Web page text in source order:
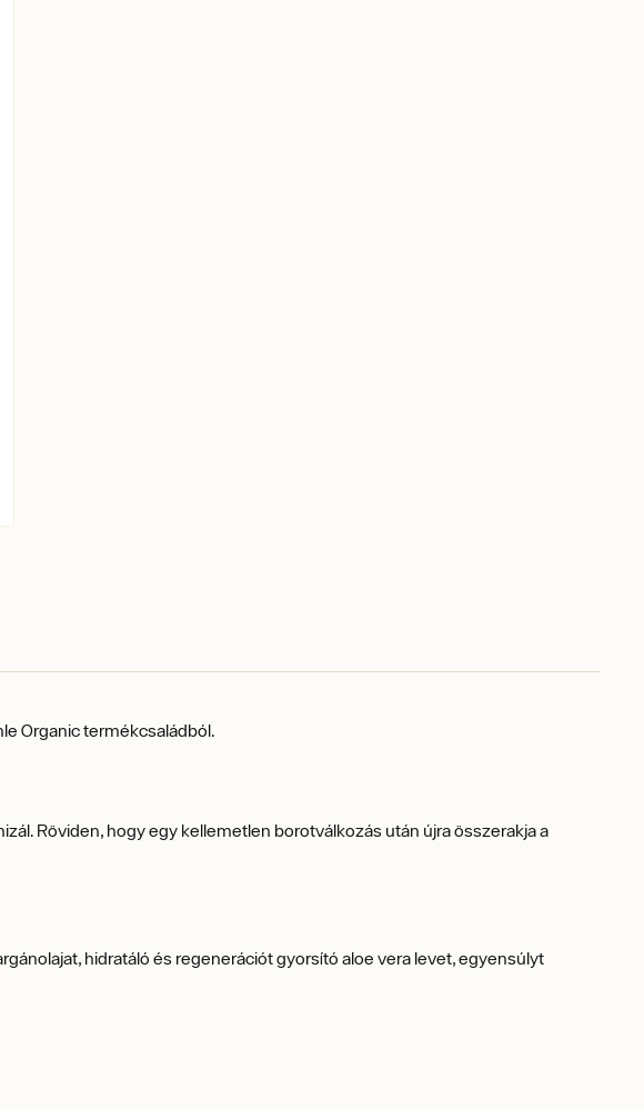
Organic termékcsaládból.
Röviden, hogy egy kellemetlen borotválkozás után újra összerakja a
hidratáló és regenerációt gyorsító aloe vera levet, egyensúlyt